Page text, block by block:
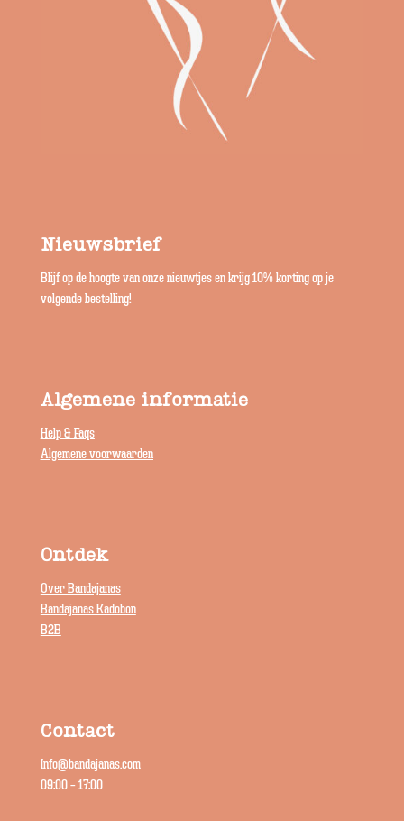
Nieuwsbrief
Blijf op de hoogte van onze nieuwtjes en krijg 10% korting op je
volgende bestelling!
Algemene informatie
Help & Faqs
Algemene voorwaarden
Ontdek
Over Bandajanas
Bandajanas Kadobon
B2B
Contact
Info@bandajanas.com
09:00 – 17:00